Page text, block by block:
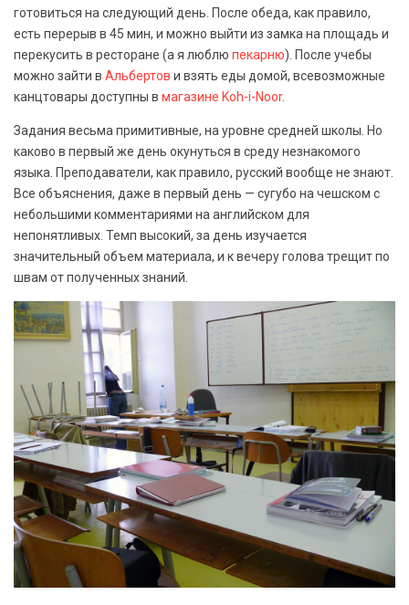
готовиться на следующий день. После обеда, как правило,
есть перерыв в 45 мин, и можно выйти из замка на площадь и
перекусить в ресторане (а я люблю пекарню). После учебы
можно зайти в Альбертов и взять еды домой, всевозможные
канцтовары доступны в магазине Koh-i-Noor.
Задания весьма примитивные, на уровне средней школы. Но
каково в первый же день окунуться в среду незнакомого
языка. Преподаватели, как правило, русский вообще не знают.
Все объяснения, даже в первый день — сугубо на чешском с
небольшими комментариями на английском для
непонятливых. Темп высокий, за день изучается
значительный объем материала, и к вечеру голова трещит по
швам от полученных знаний.